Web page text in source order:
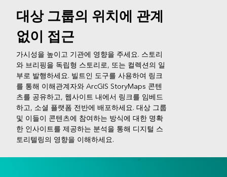
대상 그룹의 위치에 관계
없이 접근
가시성을 높이고 기관에 영향을 주세요. 스토리
와 브리핑을 독립형 스토리로, 또는 컬렉션의 일
부로 발행하세요. 빌트인 도구를 사용하여 링크
를 통해 이해관계자와 ArcGIS StoryMaps 콘텐
츠를 공유하고, 웹사이트 내에서 링크를 임베드
하고, 소셜 플랫폼 전반에 배포하세요. 대상 그룹
및 이들이 콘텐츠에 참여하는 방식에 대한 명확
한 인사이트를 제공하는 분석을 통해 디지털 스
토리텔링의 영향을 이해하세요.